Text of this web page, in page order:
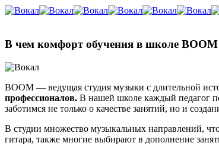
В чем комфорт обучения в школе BOOM
BOOM — ведущая студия музыки с длительной
профессионалов. В нашей школе каждый педагог
заботимся не только о качестве занятий, но и
В студии множество музыкальных направлений,
гитара, также многие выбирают в дополнение